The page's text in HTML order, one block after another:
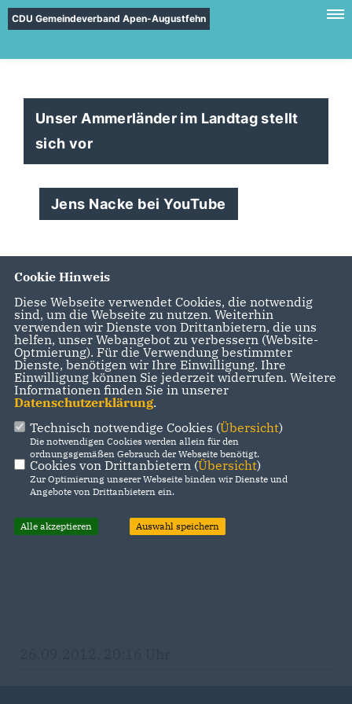
CDU Gemeindeverband Apen-Augustfehn
Unser Ammerländer im Landtag stellt
sich vor
Jens Nacke bei YouTube
Cookie Hinweis
Diese Webseite verwendet Cookies, die notwendig
sind, um die Webseite zu nutzen. Weiterhin
verwenden wir Dienste von Drittanbietern, die uns
helfen, unser Webangebot zu verbessern (Website-
Optmierung). Für die Verwendung bestimmter
Dienste, benötigen wir Ihre Einwilligung. Ihre
Einwilligung können Sie jederzeit widerrufen. Weitere
Informationen finden Sie in unserer
Datenschutzerklärung.
Technisch notwendige Cookies (Übersicht)
Die notwendigen Cookies werden allein für den
ordnungsgemäßen Gebrauch der Webseite benötigt.
Cookies von Drittanbietern (Übersicht)
Zur Optimierung unserer Webseite binden wir Dienste und
Angebote von Drittanbietern ein.
Alle akzeptieren Auswahl speichern